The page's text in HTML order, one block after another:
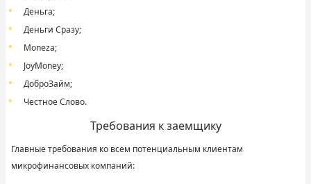
Деньга;
Деньги Сразу;
Moneza;
JoyMoney;
ДоброЗайм;
Честное Слово.
Требования к заемщику
Главные требования ко всем потенциальным клиентам
микрофинансовых компаний: